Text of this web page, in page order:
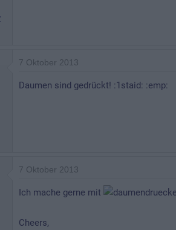
7 Oktober 2013
Daumen sind gedrückt! :1staid: :emp:
7 Oktober 2013
Ich mache gerne mit
Cheers,